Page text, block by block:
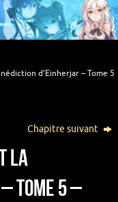
d’Einherjar – Tome 5
Chapitre suivant
la
Tome 5 –